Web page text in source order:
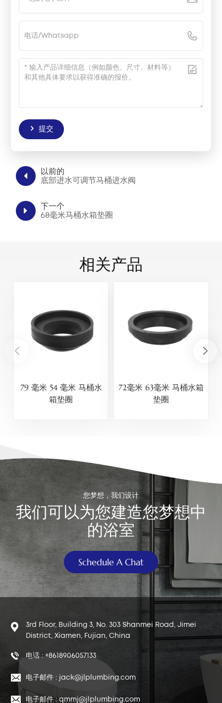
提交
以前的
底部进水可调节马桶进水阀
下一个
68毫米马桶水箱垫圈
相关产品
79 毫米 54 毫米 马桶水
箱垫圈
72毫米 63毫米 马桶水箱
垫圈
您梦想，我们设计
我们可以为您建造您梦想中
的浴室
Schedule A Chat
3rd Floor, Building 3, No. 303 Shanmei Road, Jimei
District, Xiamen, Fujian, China
电话 : +8618906057133
电子邮件 : jack@jlplumbing.com
电子邮件 : qmmj@jlplumbing.com